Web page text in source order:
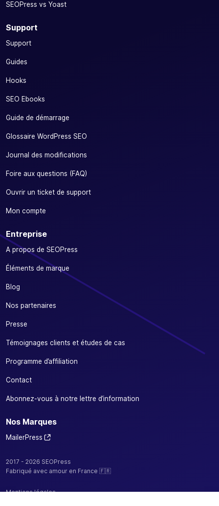
SEOPress vs Yoast
Support
Support
Guides
Hooks
SEO Ebooks
Guide de démarrage
Glossaire WordPress SEO
Journal des modifications
Foire aux questions (FAQ)
Ouvrir un ticket de support
Mon compte
Entreprise
A propos de SEOPress
Éléments de marque
Blog
Nos partenaires
Presse
Témoignages clients et études de cas
Programme d’affiliation
Contact
Abonnez-vous à notre lettre d’information
Nos Marques
MailerPress
2017 - 2026 SEOPress
Fabriqué avec amour en France 🇫🇷
Mentions légales